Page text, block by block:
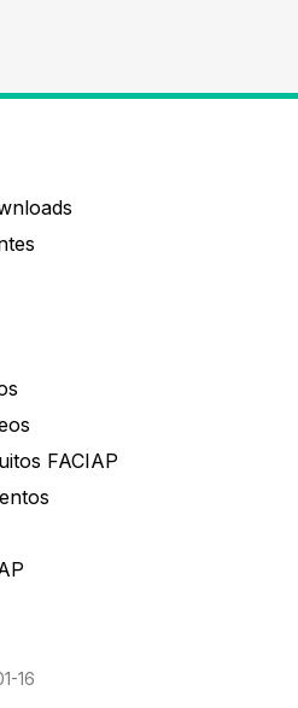
FACIAP
16